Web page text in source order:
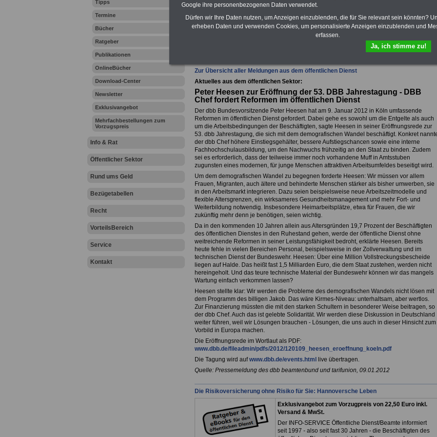
Tipps
Termine
Bücher
Ratgeber
Publikationen
OnlineBücher
Download-Center
Newsletter
Exklusivangebot
Mehrfachbestellungen zum
Vorzugspreis
Info & Rat
Öffentlicher Sektor
Rund ums Geld
Bezügetabellen
Recht
VorteilsBereich
Service
Kontakt
Zahnzusatzversicherung-
Ihr Berufsunfähigkeitsschutz - Für den Fall der Fälle: Hannoversche Leben
Zur Übersicht aller Meldungen aus dem öffentlichen Dienst
Aktuelles aus dem öffentlichen Sektor:
Peter Heesen zur Eröffnung der 53. DBB Jahrestagung - DBB
Chef fordert Reformen im öffentlichen Dienst
Der dbb Bundesvorsitzende Peter Heesen hat am 9. Januar 2012 in Köln umfassende
Reformen im öffentlichen Dienst gefordert. Dabei gehe es sowohl um die Entgelte als auch
um die Arbeitsbedingungen der Beschäftigten, sagte Heesen in seiner Eröffnungsrede zur
53. dbb Jahrestagung, die sich mit dem demografischen Wandel beschäftigt. Konkret
der dbb Chef höhere Einstiegsgehälter, bessere Aufstiegschancen sowie eine interne
Fachhochschulausbildung, um den Nachwuchs frühzeitig an den Staat zu binden. Zudem
sei es erforderlich, dass der teilweise immer noch vorhandene Muff in Amtsstuben
zugunsten eines modernen, für junge Menschen attraktiven Arbeitsumfeldes beseitigt wird.
Um dem demografischen Wandel zu begegnen forderte Heesen: Wir müssen vor allem
Frauen, Migranten, auch ältere und behinderte Menschen stärker als bisher umwerben, sie
in den Arbeitsmarkt integrieren. Dazu seien beispielsweise neue Arbeitszeitmodelle und
flexible Altersgrenzen, ein wirksameres Gesundheitsmanagement und mehr Fort- und
Weiterbildung notwendig. Insbesondere Heimarbeitsplätze, etwa für Frauen, die wir
zukünftig mehr denn je benötigen, seien wichtig.
Da in den kommenden 10 Jahren allein aus Altersgründen 19,7 Prozent der Beschäftigten
des öffentlichen Dienstes in den Ruhestand gehen, werde der öffentliche Dienst ohne
weitreichende Reformen in seiner Leistungsfähigkeit bedroht, erklärte Heesen. Bereits
heute fehle in vielen Bereichen Personal, beispielsweise in der Zollverwaltung und im
technischen Dienst der Bundeswehr. Heesen: Über eine Million Vollstreckungsbescheide
liegen auf Halde. Das heißt fast 1,5 Milliarden Euro, die dem Staat zustehen, werden nicht
hereingeholt. Und das teure technische Material der Bundeswehr können wir das mangels
Wartung einfach verkommen lassen?
Heesen stellte klar: Wir werden die Probleme des demografischen Wandels nicht lösen mit
dem Programm des billigen Jakob. Das wäre Kirmes-Niveau: unterhaltsam, aber wertlos.
Zur Finanzierung müssten die mit den starken Schultern in besonderer Weise beitragen, so
der dbb Chef. Auch das ist gelebte Solidarität. Wir werden diese Diskussion in Deutschland
weiter führen, weil wir Lösungen brauchen - Lösungen, die uns auch in dieser Hinsicht zum
Vorbild in Europa machen.
Die Eröffnungsrede im Wortlaut als PDF:
www.dbb.de/fileadmin/pdfs/2012/120109_heesen_eroeffnung_koeln.pdf
Die Tagung wird aufwww.dbb.de/events.html
live übertragen.
Quelle: Pressemeldung des dbb beamtenbund und tarifunion, 09.01.2012
Die Risikoversicherung ohne Risiko für Sie: Hannoversche Leben
Exklusivangebot zum Vorzugpreis von 22,50 Euro inkl.
Versand & MwSt.
Der INFO-SERVICE Öffentliche Dienst/Beamte informiert
seit 1997 - also seit fast 30 Jahren - die Beschäftigten des
Google ihre personenbezogenen Daten verwendet.
Dürfen wir Ihre Daten nutzen, um Anzeigen einzublenden, die für Sie relevant sein könnten?
erheben Daten und verwenden Cookies, um personalisierte Anzeigen einzublenden und
erfassen.
Ja, ich stimme zu!